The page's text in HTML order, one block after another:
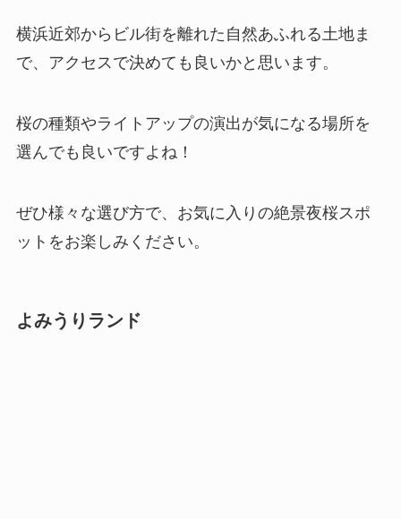
横浜近郊からビル街を離れた自然あふれる土地ま
で、アクセスで決めても良いかと思います。
桜の種類やライトアップの演出が気になる場所を
選んでも良いですよね！
ぜひ様々な選び方で、お気に入りの絶景夜桜スポ
ットをお楽しみください。
よみうりランド